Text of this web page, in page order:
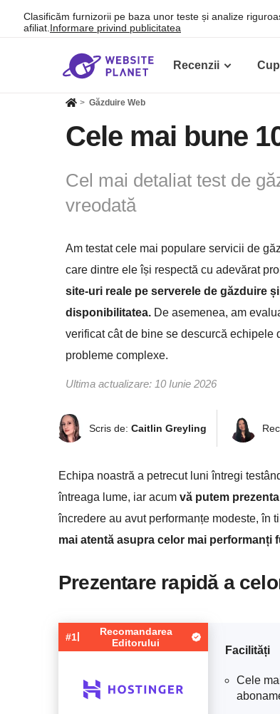
Clasificăm furnizorii pe baza unor teste și analize
afiliat. Informare privind publicitatea
Recenzii
> Găzduire Web
Cele mai bune
Cel mai detaliat test de
vreodată
Am testat cele mai populare servicii de
care dintre ele își respectă cu adevărat
site-uri reale pe serverele de găzduire
disponibilitatea. De asemenea, am
verificat cât de bine se descurcă echipele
probleme complexe.
Ultima actualizare: 10 Iunie 2026
Scris de: Caitlin Greyling
Echipa noastră a petrecut luni întregi
întreaga lume, iar acum vă putem
încredere au avut performanțe modeste, în
mai atentă asupra celor mai performanți
Prezentare rapidă a
#1|
Recomandarea
Editorului
Facilități
Cele